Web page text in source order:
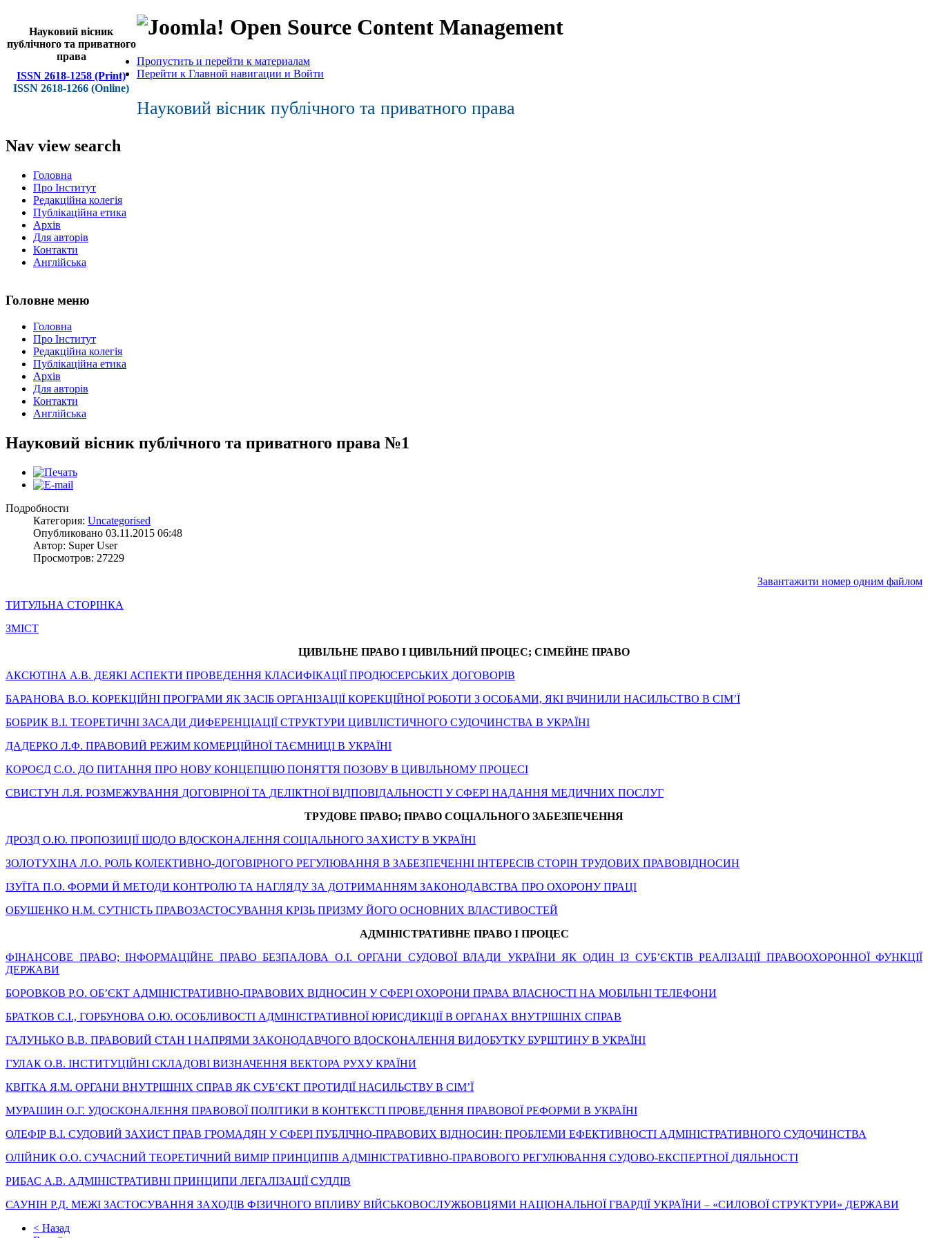
Науковий вісник
публічного та приватного
права
ISSN 2618-1258 (Print)
ISSN 2618-1266 (Online)
Open Source Content Management
Пропустить и перейти к материалам
Перейти к Главной навигации и Войти
Науковий вісник публічного та приватного права
Nav view search
Головна
Про Інститут
Редакційна колегія
Публікаційна етика
Архів
Для авторів
Контакти
Англійська
Головне меню
Головна
Про Інститут
Редакційна колегія
Публікаційна етика
Архів
Для авторів
Контакти
Англійська
Науковий вісник публічного та приватного права №1
Подробности
Категория: Uncategorised
Опубликовано 03.11.2015 06:48
Автор: Super User
Просмотров: 27229
Завантажити номер одним файлом
ТИТУЛЬНА СТОРIНКА
ЗМIСТ
ЦИВІЛЬНЕ ПРАВО І ЦИВІЛЬНИЙ ПРОЦЕС; СІМЕЙНЕ ПРАВО
АКСЮТІНА А.В. ДЕЯКІ АСПЕКТИ ПРОВЕДЕННЯ КЛАСИФІКАЦІЇ ПРОДЮСЕРСЬКИХ ДОГОВОРІВ
БАРАНОВА В.О. КОРЕКЦІЙНІ ПРОГРАМИ ЯК ЗАСІБ ОРГАНІЗАЦІЇ КОРЕКЦІЙНОЇ РОБОТИ З ОСОБАМИ, ЯКІ ВЧИНИЛИ НАСИЛЬСТВО В СІМ’Ї
БОБРИК В.І. ТЕОРЕТИЧНІ ЗАСАДИ ДИФЕРЕНЦІАЦІЇ СТРУКТУРИ ЦИВІЛІСТИЧНОГО СУДОЧИНСТВА В УКРАЇНІ
ДАДЕРКО Л.Ф. ПРАВОВИЙ РЕЖИМ КОМЕРЦІЙНОЇ ТАЄМНИЦІ В УКРАЇНІ
КОРОЄД С.О. ДО ПИТАННЯ ПРО НОВУ КОНЦЕПЦІЮ ПОНЯТТЯ ПОЗОВУ В ЦИВІЛЬНОМУ ПРОЦЕСІ
СВИСТУН Л.Я. РОЗМЕЖУВАННЯ ДОГОВІРНОЇ ТА ДЕЛІКТНОЇ ВІДПОВІДАЛЬНОСТІ У СФЕРІ НАДАННЯ МЕДИЧНИХ ПОСЛУГ
ТРУДОВЕ ПРАВО; ПРАВО СОЦІАЛЬНОГО ЗАБЕЗПЕЧЕННЯ
ДРОЗД О.Ю. ПРОПОЗИЦІЇ ЩОДО ВДОСКОНАЛЕННЯ СОЦІАЛЬНОГО ЗАХИСТУ В УКРАЇНІ
ЗОЛОТУХІНА Л.О. РОЛЬ КОЛЕКТИВНО-ДОГОВІРНОГО РЕГУЛЮВАННЯ В ЗАБЕЗПЕЧЕННІ ІНТЕРЕСІВ СТОРІН ТРУДОВИХ ПРАВОВІДНОСИН
ІЗУЇТА П.О. ФОРМИ Й МЕТОДИ КОНТРОЛЮ ТА НАГЛЯДУ ЗА ДОТРИМАННЯМ ЗАКОНОДАВСТВА ПРО ОХОРОНУ ПРАЦІ
ОБУШЕНКО Н.М. СУТНІСТЬ ПРАВОЗАСТОСУВАННЯ КРІЗЬ ПРИЗМУ ЙОГО ОСНОВНИХ ВЛАСТИВОСТЕЙ
АДМІНІСТРАТИВНЕ ПРАВО І ПРОЦЕС
ФІНАНСОВЕ ПРАВО; ІНФОРМАЦІЙНЕ ПРАВО БЕЗПАЛОВА О.І. ОРГАНИ СУДОВОЇ ВЛАДИ УКРАЇНИ ЯК ОДИН ІЗ СУБ’ЄКТІВ РЕАЛІЗАЦІЇ ПРАВООХОРОННОЇ ФУНКЦІЇ
ДЕРЖАВИ
БОРОВКОВ Р.О. ОБ’ЄКТ АДМІНІСТРАТИВНО-ПРАВОВИХ ВІДНОСИН У СФЕРІ ОХОРОНИ ПРАВА ВЛАСНОСТІ НА МОБІЛЬНІ ТЕЛЕФОНИ
БРАТКОВ С.І., ГОРБУНОВА О.Ю. ОСОБЛИВОСТІ АДМІНІСТРАТИВНОЇ ЮРИСДИКЦІЇ В ОРГАНАХ ВНУТРІШНІХ СПРАВ
ГАЛУНЬКО В.В. ПРАВОВИЙ СТАН І НАПРЯМИ ЗАКОНОДАВЧОГО ВДОСКОНАЛЕННЯ ВИДОБУТКУ БУРШТИНУ В УКРАЇНІ
ГУЛАК О.В. ІНСТИТУЦІЙНІ СКЛАДОВІ ВИЗНАЧЕННЯ ВЕКТОРА РУХУ КРАЇНИ
КВІТКА Я.М. ОРГАНИ ВНУТРІШНІХ СПРАВ ЯК СУБ’ЄКТ ПРОТИДІЇ НАСИЛЬСТВУ В СІМ’Ї
МУРАШИН О.Г. УДОСКОНАЛЕННЯ ПРАВОВОЇ ПОЛІТИКИ В КОНТЕКСТІ ПРОВЕДЕННЯ ПРАВОВОЇ РЕФОРМИ В УКРАЇНІ
ОЛЕФІР В.І. СУДОВИЙ ЗАХИСТ ПРАВ ГРОМАДЯН У СФЕРІ ПУБЛІЧНО-ПРАВОВИХ ВІДНОСИН: ПРОБЛЕМИ ЕФЕКТИВНОСТІ АДМІНІСТРАТИВНОГО СУДОЧИНСТВА
ОЛІЙНИК О.О. СУЧАСНИЙ ТЕОРЕТИЧНИЙ ВИМІР ПРИНЦИПІВ АДМІНІСТРАТИВНО-ПРАВОВОГО РЕГУЛЮВАННЯ СУДОВО-ЕКСПЕРТНОЇ ДІЯЛЬНОСТІ
РИБАС А.В. АДМІНІСТРАТИВНІ ПРИНЦИПИ ЛЕГАЛІЗАЦІЇ СУДДІВ
САУНІН Р.Д. МЕЖІ ЗАСТОСУВАННЯ ЗАХОДІВ ФІЗИЧНОГО ВПЛИВУ ВІЙСЬКОВОСЛУЖБОВЦЯМИ НАЦІОНАЛЬНОЇ ГВАРДІЇ УКРАЇНИ – «СИЛОВОЇ СТРУКТУРИ» ДЕРЖАВИ
< Назад